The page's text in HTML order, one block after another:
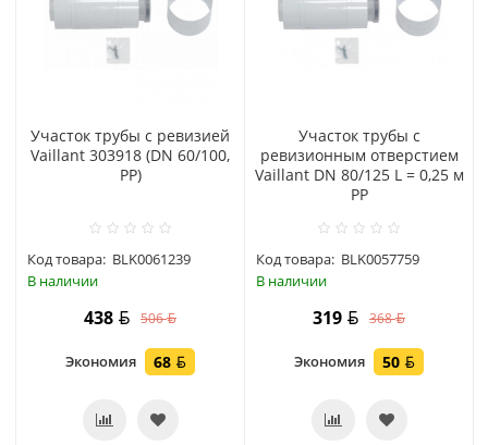
Участок трубы с ревизией
Vaillant 303918 (DN 60/100,
PP)
Код товара: BLK0061239
В наличии
438 506
Экономия 68
Участок трубы с
ревизионным отверстием
Vaillant DN 80/125 L = 0,25 м
PP
Код товара: BLK0057759
В наличии
319 368
Экономия 50